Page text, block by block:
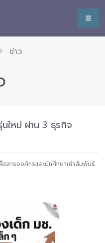
ข่าว
ใหม่ ผ่าน 3 ธุรกิจ
สารองค์กรและนักศึกษาเก่าสัมพันธ์